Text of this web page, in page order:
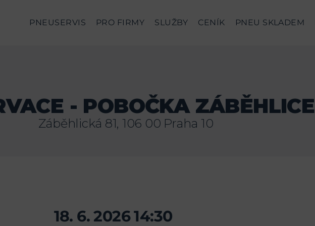
PNEUSERVIS PRO FIRMY SLUŽBY CENÍK PNEU SKLADEM
- POBOČKA ZÁBĚHLICE
Záběhlická 81, 106 00 Praha 10
18. 6. 2026 14:30